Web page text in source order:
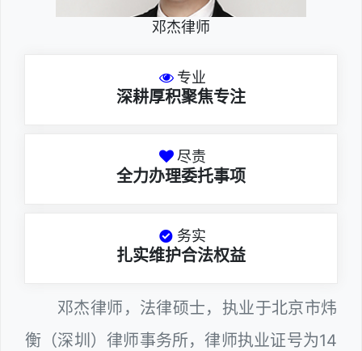
邓杰律师
专业
深耕厚积聚焦专注
尽责
全力办理委托事项
务实
扎实维护合法权益
邓杰律师，法律硕士，执业于北京市炜
衡（深圳）律师事务所，律师执业证号为14